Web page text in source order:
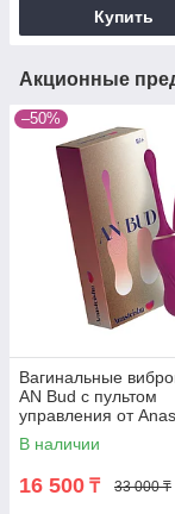
Купить
Акционные
–50%
Вагинальные
AN Bud с пультом
управления от
В наличии
16 500 ₸ 33 000 ₸